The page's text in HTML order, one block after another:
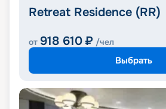
Retreat Residence (RR)
от 918 610 ₽ /чел
Выбрать